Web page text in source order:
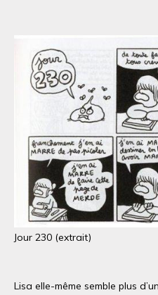
Jour 230 (extrait)
Lisa elle-même semble plus